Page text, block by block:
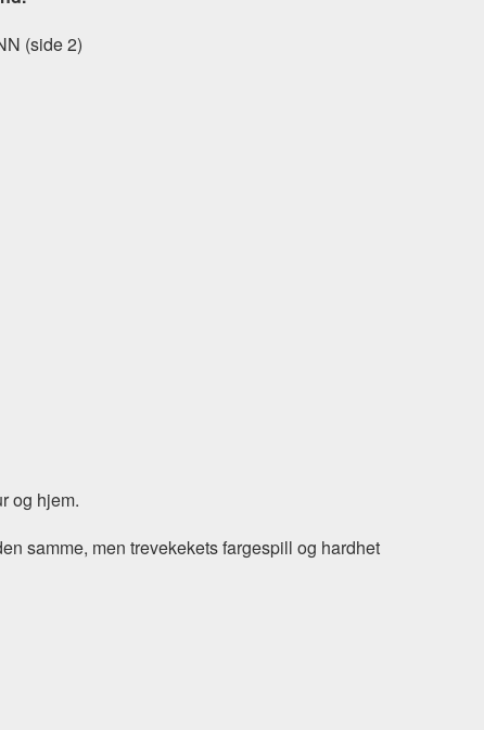
(side 2)
og hjem.
samme, men trevekekets fargespill og hardhet